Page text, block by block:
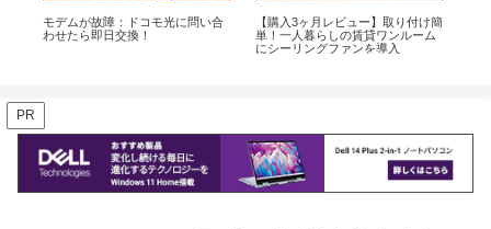
モデムが故障：ドコモ光に問い合
わせたら即日交換！
【購入3ヶ月レビュー】取り付け簡
単！一人暮らしの賃貸ワンルーム
にシーリングファンを導入
PR